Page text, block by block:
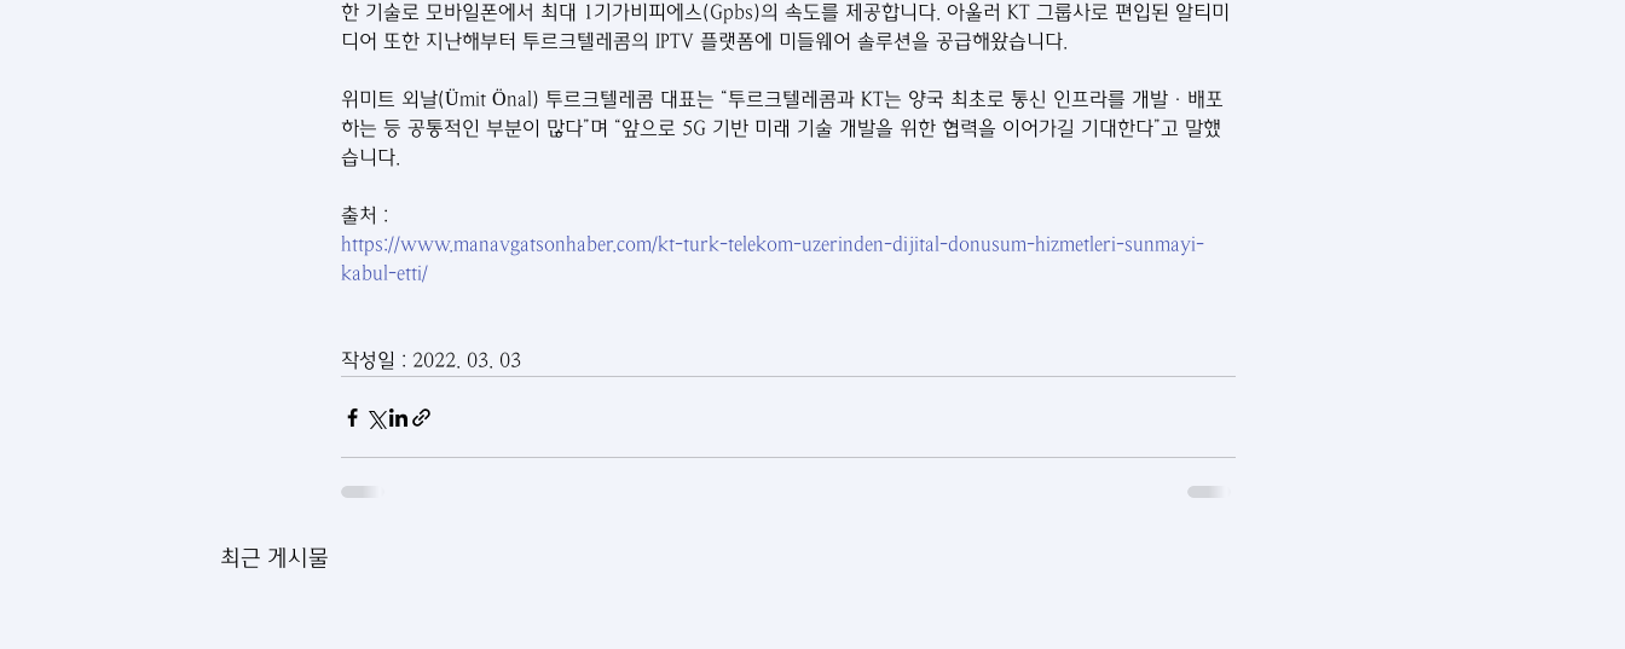
한 기술로 모바일폰에서 최대 1기가비피에스(Gpbs)의 속도를 제공합니다. 아울러 KT 그룹사로 편입된 알티미
디어 또한 지난해부터 투르크텔레콤의 IPTV 플랫폼에 미들웨어 솔루션을 공급해왔습니다.
위미트 외날(Ümit Önal) 투르크텔레콤 대표는 “투르크텔레콤과 KT는 양국 최초로 통신 인프라를 개발·배포
하는 등 공통적인 부분이 많다”며 “앞으로 5G 기반 미래 기술 개발을 위한 협력을 이어가길 기대한다”고 말했
습니다.
출처 :
https://www.manavgatsonhaber.com/kt-turk-telekom-uzerinden-dijital-donusum-hizmetleri-sunmayi-
kabul-etti/
작성일 : 2022. 03. 03
최근 게시물